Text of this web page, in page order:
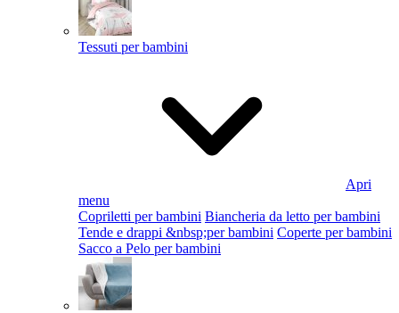
Tessuti per bambini
Apri
menu
Copriletti per bambini Biancheria da letto per bambini
Tende e drappi &nbsp;per bambini Coperte per bambini
Sacco a Pelo per bambini